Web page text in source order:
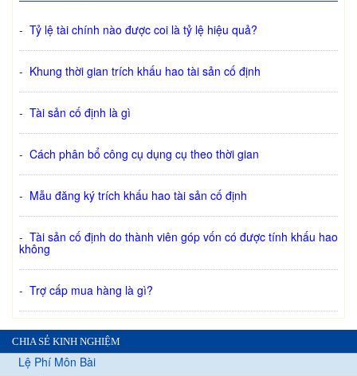
- Tỷ lệ tài chính nào được coi là tỷ lệ hiệu quả?
- Khung thời gian trích khấu hao tài sản cố định
- Tài sản cố định là gì
- Cách phân bổ công cụ dụng cụ theo thời gian
- Mẫu đăng ký trích khấu hao tài sản cố định
- Tài sản cố định do thành viên góp vốn có được tính khấu hao
không
- Trợ cấp mua hàng là gì?
CHIA SẺ KINH NGHIỆM
Lệ Phí Môn Bài